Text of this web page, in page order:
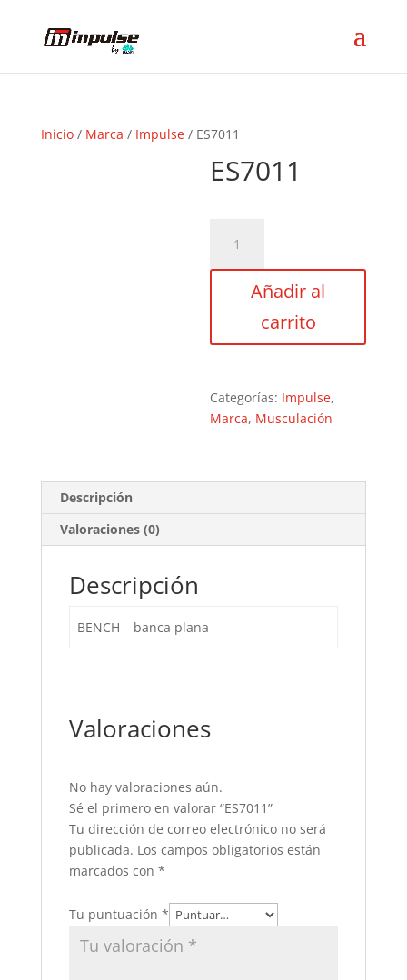
Inicio/ Marca / Impulse/ ES7011
ES7011
cantidad
Añadir al
carrito
Categorías: Impulse,
Marca, Musculación
Descripción
Valoraciones (0)
Descripción
BENCH – banca plana
Valoraciones
No hay valoraciones aún.
Sé el primero en valorar “ES7011”
Tu dirección de correo electrónico no será
publicada. Los campos obligatorios están
marcados con *
Tu puntuación *